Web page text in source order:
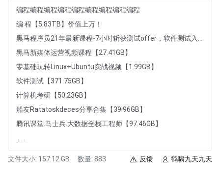
编程编程编程编程编程编程编程编程编程
编 程【5.83TB】价值上万！
黑马新媒体运营视频课程【27.41GB】
零基础玩转Linux+Ubuntu实战视频【1.99GB】
软件测试【371.75GB】
计算机考研【50.23GB】
船友Ratatoskdeces分享合集【39.96GB】
腾讯课堂.马士兵.大数据全栈工程师【97.46GB】
文件大小: 157.12 GB 数量: 883 鹤啸九天九天
反馈